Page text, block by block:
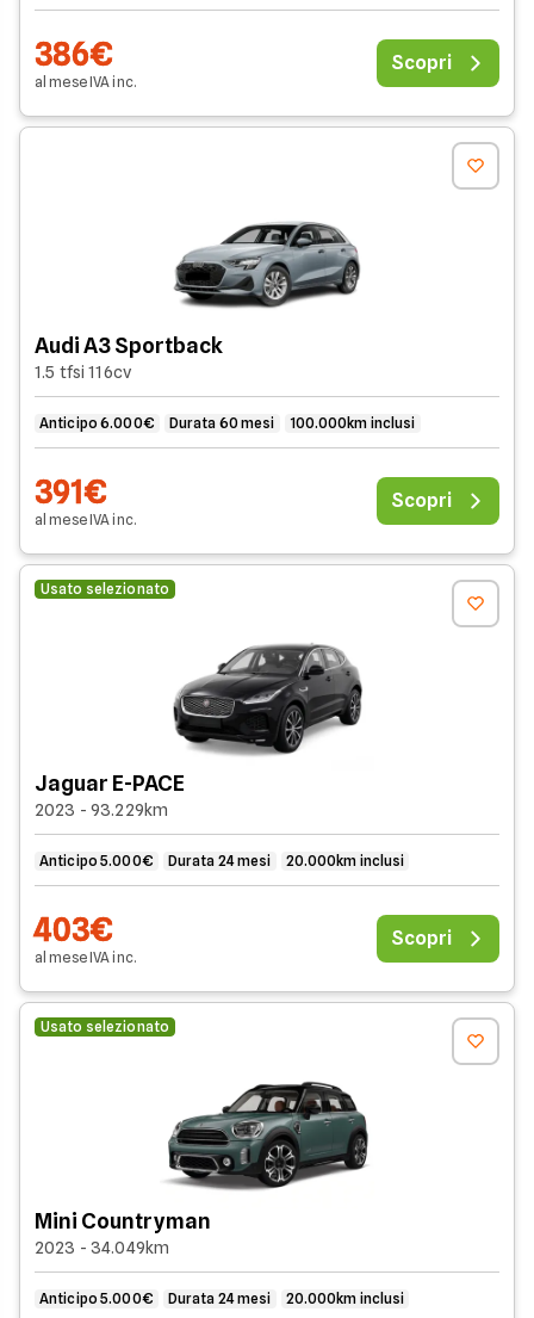
386€
al meseIVAinc.
Scopri
Audi A3 Sportback
1.5 tfsi 116cv
Anticipo 6.000€ Durata 60 mesi 100.000km inclusi
391€
al meseIVAinc.
Scopri
Usato selezionato
Jaguar E-PACE
2023 - 93.229km
Anticipo 5.000€ Durata 24 mesi 20.000km inclusi
403€
al meseIVAinc.
Scopri
Usato selezionato
Mini Countryman
2023 - 34.049km
Anticipo 5.000€ Durata 24 mesi 20.000km inclusi